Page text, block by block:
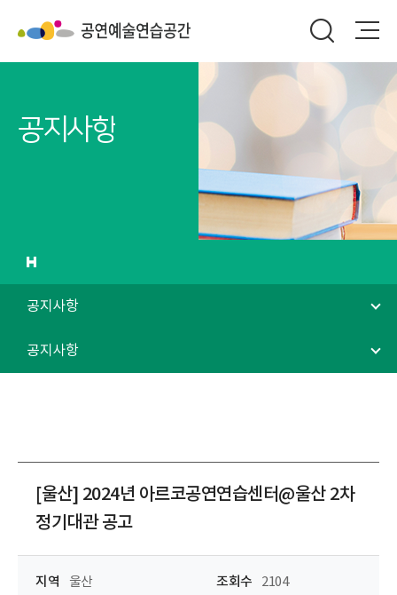
공지사항
공지사항
공지사항
[울산] 2024년 아르코공연연습센터@울산 2차
정기대관 공고
지역 울산 조회수
2104